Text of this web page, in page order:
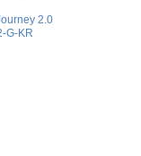
2.0
G-KR